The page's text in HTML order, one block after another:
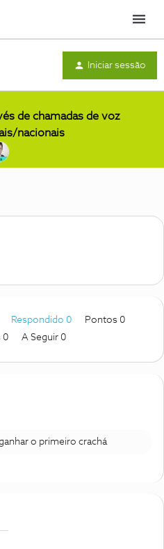
Menu
Iniciar sessão
de chamadas de voz
nacionais
Respondido 0
Pontos 0
0 A Seguir 0
o primeiro crachá